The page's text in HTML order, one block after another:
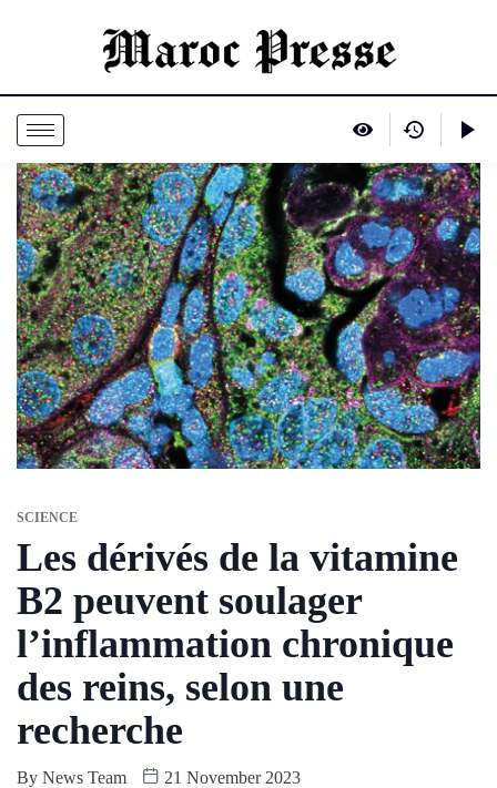
SCIENCE
Les dérivés de la vitamine
B2 peuvent soulager
l’inflammation chronique
des reins, selon une
recherche
By News Team 21 November 2023